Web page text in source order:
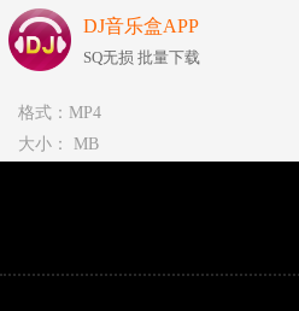
DJ音乐盒APP
SQ无损 批量下载
格式：MP4
大小： MB